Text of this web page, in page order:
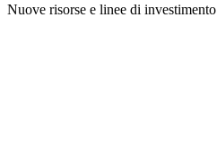
Nuove risorse e linee di investimento